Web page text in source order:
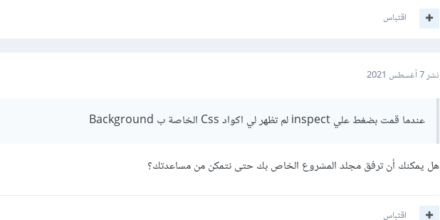
اقتباس
نشر7 أغسطس 2021
عندما قمت بضغط علي inspect لم تظهر لي اكواد Css الخاصة ب Background
هل يمكنك أن ترفق مجلد المشروع الخاص بك حتى نتمكن من مساعدتك؟
اقتباس